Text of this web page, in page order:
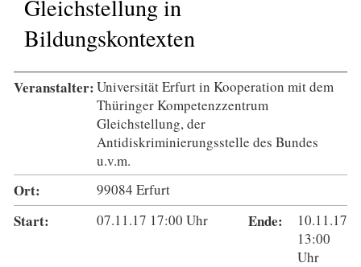
Gleichstellung in
Bildungskontexten
Veranstalter:Universität Erfurt in Kooperation mit dem
Thüringer Kompetenzzentrum
Gleichstellung, der
Antidiskriminierungsstelle des Bundes
u.v.m.
Ort: 99084 Erfurt
Start: 07.11.17 17:00 Uhr Ende:
10.11.17
13:00
Uhr